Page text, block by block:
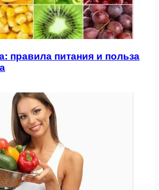
правила питания и польза